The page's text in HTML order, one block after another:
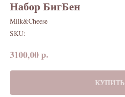
Набор БигБен
Milk&Cheese
SKU:
3100,00р.
КУПИТЬ